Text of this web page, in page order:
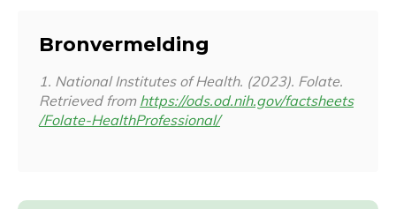
Bronvermelding
1. National Institutes of Health. (2023). Folate.
Retrieved from https://ods.od.nih.gov/factsheets
/Folate-HealthProfessional/